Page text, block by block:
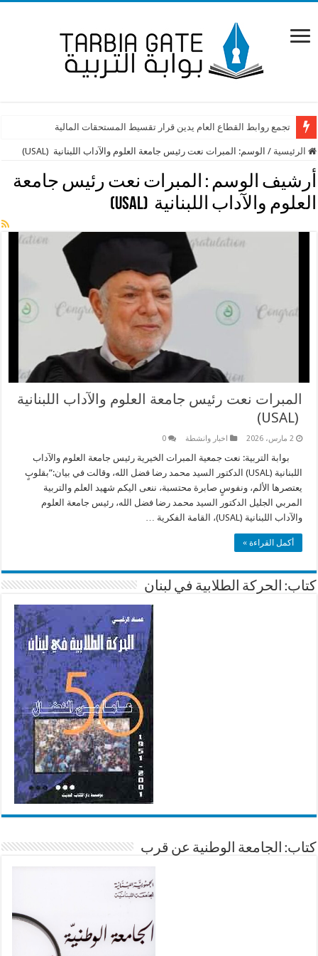
تجمع روابط القطاع العام يدين قرار تقسيط المستحقات المالية
الرئيسية / الوسم: المبرات نعت رئيس جامعة العلوم والآداب اللبنانية (USAL)
أرشيف الوسم : المبرات نعت رئيس جامعة
العلوم والآداب اللبنانية (USAL)
المبرات نعت رئيس جامعة العلوم والآداب اللبنانية
(USAL)
2 مارس، 2026 اخبار وانشطة 0
بوابة التربية: نعت جمعية المبرات الخيرية رئيس جامعة العلوم والآداب
اللبنانية (USAL) الدكتور السيد محمد رضا فضل الله، وقالت في بيان:”بقلوبٍ
يعتصرها الألم، ونفوسٍ صابرة محتسبة، ننعى اليكم شهيد العلم والتربية
المربي الجليل الدكتور السيد محمد رضا فضل الله، رئيس جامعة العلوم
والآداب اللبنانية (USAL)، القامة الفكرية …
أكمل القراءة »
كتاب: الحركة الطلابية في لبنان
كتاب: الجامعة الوطنية عن قرب